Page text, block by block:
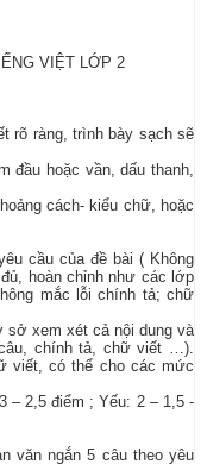
VIỆT LỚP 2
rõ ràng, trình bày sạch sẽ
đầu hoặc vần, dấu thanh,
cách- kiểu chữ, hoặc
cầu của đề bài ( Không
hoàn chỉnh như các lớp
mắc lỗi chính tả; chữ
sở xem xét cả nội dung và
chính tả, chữ viết …).
viết, có thể cho các mức
– 2,5 điểm ; Yếu: 2 – 1,5 -
văn ngắn 5 câu theo yêu